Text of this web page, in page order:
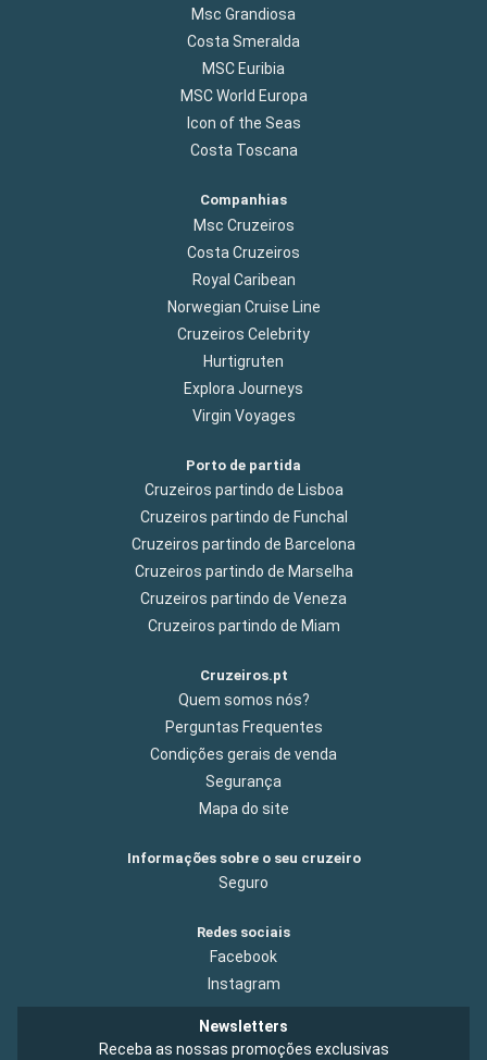
Msc Grandiosa
Costa Smeralda
MSC Euribia
MSC World Europa
Icon of the Seas
Costa Toscana
Companhias
Msc Cruzeiros
Costa Cruzeiros
Royal Caribean
Norwegian Cruise Line
Cruzeiros Celebrity
Hurtigruten
Explora Journeys
Virgin Voyages
Porto de partida
Cruzeiros partindo de Lisboa
Cruzeiros partindo de Funchal
Cruzeiros partindo de Barcelona
Cruzeiros partindo de Marselha
Cruzeiros partindo de Veneza
Cruzeiros partindo de Miam
Cruzeiros.pt
Quem somos nós?
Perguntas Frequentes
Condições gerais de venda
Segurança
Mapa do site
Informações sobre o seu cruzeiro
Seguro
Redes sociais
Facebook
Instagram
Newsletters
Receba as nossas promoções exclusivas